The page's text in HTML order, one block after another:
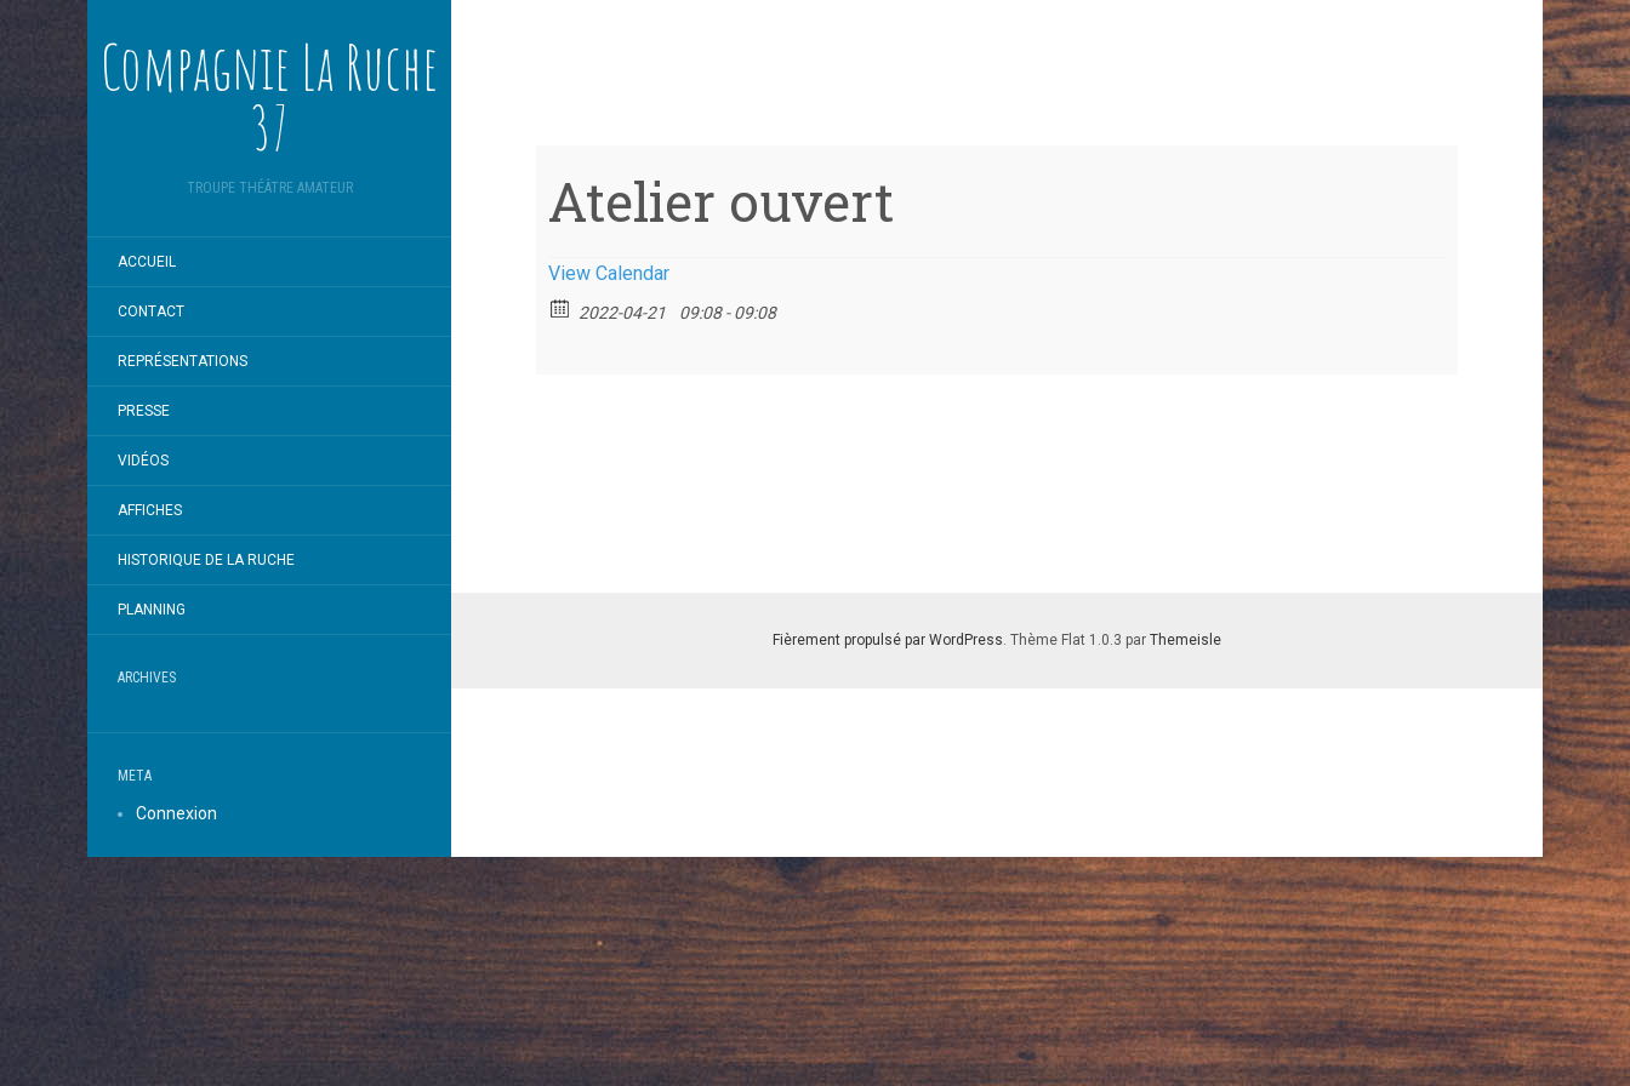
Compagnie La Ruche
37
TROUPE THÉÂTRE AMATEUR
ACCUEIL
CONTACT
REPRÉSENTATIONS
PRESSE
VIDÉOS
AFFICHES
HISTORIQUE DE LA RUCHE
PLANNING
ARCHIVES
META
Connexion
Atelier ouvert
View Calendar
2022-04-21 09:08 - 09:08
Fièrement propulsé par WordPress. Thème Flat 1.0.3 par Themeisle